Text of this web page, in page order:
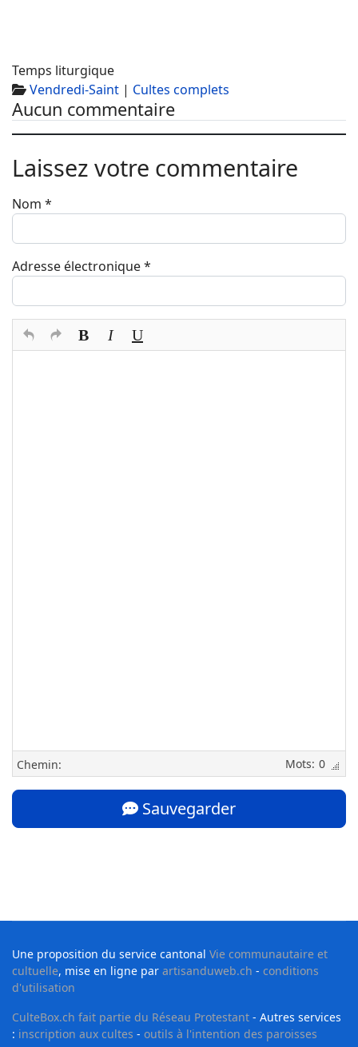
Temps liturgique
Vendredi-Saint | Cultes complets
Aucun commentaire
Laissez votre commentaire
Nom *
Adresse électronique*
Texte du commentaire
Chemin: 0
Sauvegarder
Une proposition du service cantonal Vie communautaire et
cultuelle, mise en ligne par artisanduweb.ch - conditions
d'utilisation
CulteBox.ch fait partie du Réseau Protestant - Autres services
: inscription aux cultes - outils à l'intention des paroisses